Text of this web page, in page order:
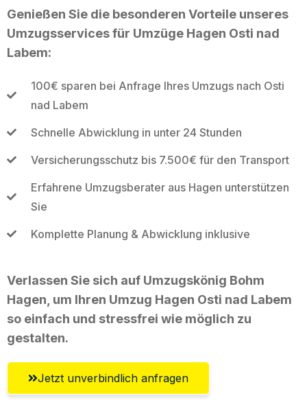
Genießen Sie die besonderen Vorteile unseres
Umzugsservices für Umzüge Hagen Osti nad
Labem:
100€ sparen bei Anfrage Ihres Umzugs nach Osti
nad Labem
Schnelle Abwicklung in unter 24 Stunden
Versicherungsschutz bis 7.500€ für den Transport
Erfahrene Umzugsberater aus Hagen unterstützen
Sie
Komplette Planung & Abwicklung inklusive
Verlassen Sie sich auf Umzugskönig Bohm
Hagen, um Ihren Umzug Hagen Osti nad Labem
so einfach und stressfrei wie möglich zu
gestalten.
Jetzt unverbindlich anfragen